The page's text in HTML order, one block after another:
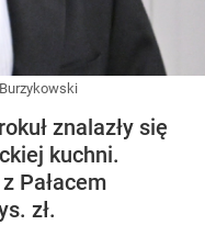
znalazły się
kuchni.
Pałacem
zł.